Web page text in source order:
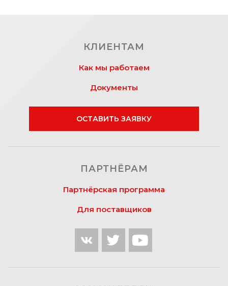
КЛИЕНТАМ
Как мы работаем
Документы
ОСТАВИТЬ ЗАЯВКУ
ПАРТНЁРАМ
Партнёрская программа
Для поставщиков